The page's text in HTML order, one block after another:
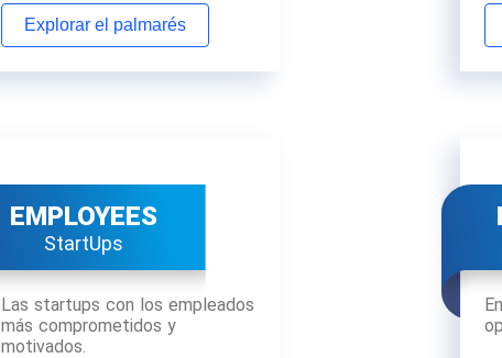
Explorar el palmarés
EMPLOYEES
StartUps
Las startups con los empleados
más comprometidos y
motivados.